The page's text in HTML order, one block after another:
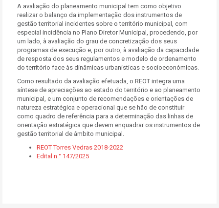
A avaliação do planeamento municipal tem como objetivo
realizar o balanço da implementação dos instrumentos de
gestão territorial incidentes sobre o território municipal, com
especial incidência no Plano Diretor Municipal, procedendo, por
um lado, à avaliação do grau de concretização dos seus
programas de execução e, por outro, à avaliação da capacidade
de resposta dos seus regulamentos e modelo de ordenamento
do território face às dinâmicas urbanísticas e socioeconómicas.
Como resultado da avaliação efetuada, o REOT integra uma
síntese de apreciações ao estado do território e ao planeamento
municipal, e um conjunto de recomendações e orientações de
natureza estratégica e operacional que se hão de constituir
como quadro de referência para a determinação das linhas de
orientação estratégica que devem enquadrar os instrumentos de
gestão territorial de âmbito municipal.
REOT Torres Vedras 2018-2022
Edital n.° 147/2025